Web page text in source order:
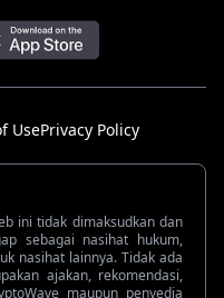
UsePrivacy Policy
ini tidak dimaksudkan dan
sebagai nasihat hukum,
nasihat lainnya. Tidak ada
ajakan, rekomendasi,
maupun penyedia